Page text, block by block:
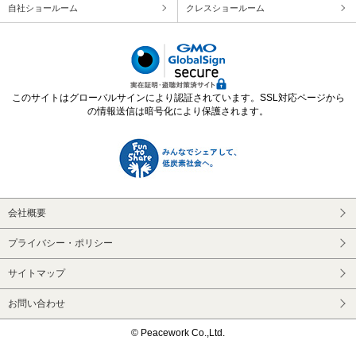
自社ショールーム クレスショールーム
このサイトはグローバルサインにより認証されています。SSL対応ページから
の情報送信は暗号化により保護されます。
会社概要
プライバシー・ポリシー
サイトマップ
お問い合わせ
© Peacework Co.,Ltd.